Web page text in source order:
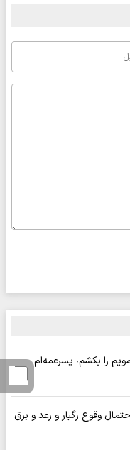
را بکشم، پسرعمه‌ام
وقوع رگبار و رعد و برق